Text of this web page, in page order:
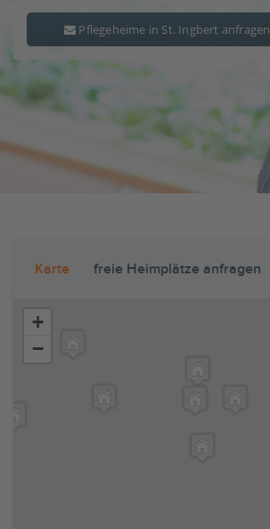
Pflegeheime in St. Ingbert anfragen
Karte freie Heimplätze anfragen
+
−